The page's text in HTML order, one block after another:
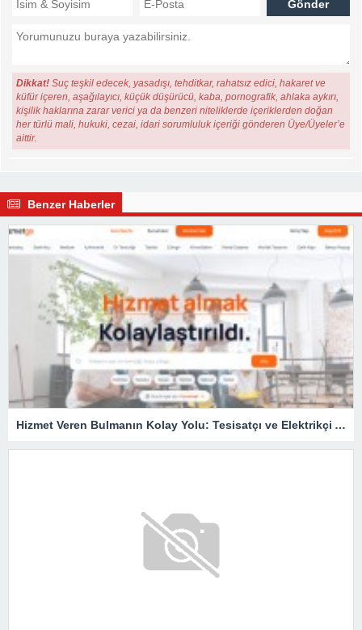
Dikkat! Suç teşkil edecek, yasadışı, tehditkar, rahatsız edici, hakaret ve
küfür içeren, aşağılayıcı, küçük düşürücü, kaba, pornografik, ahlaka aykırı,
kişilik haklarına zarar verici ya da benzeri niteliklerde içeriklerden doğan
her türlü mali, hukuki, cezai, idari sorumluluk içeriği gönderen Üye/Üyeler’e
aittir.
Benzer Haberler
Hizmet Veren Bulmanın Kolay Yolu: Tesisatçı ve Elektrikçi Ararken Nelere Dikkat Edilmeli?